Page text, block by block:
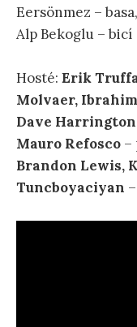
Eersönmez –
Alp Bekoglu – bicí
Hosté: Erik
Molvaer,
Dave Harrington
Mauro Refosco –
Brandon Lewis,
Tuncboyaciyan